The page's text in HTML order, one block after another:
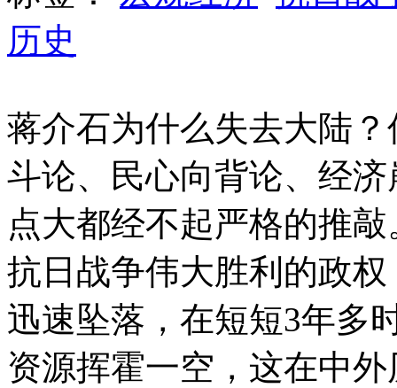
历史
蒋介石为什么失去大陆
斗论、民心向背论、经
点大都经不起严格的推
抗日战争伟大胜利的政
迅速坠落，在短短3年多
资源挥霍一空，这在中